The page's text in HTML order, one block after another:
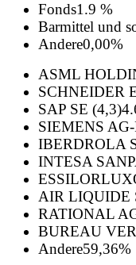
Fonds1.9 %
Barmittel und
Andere0,00%
ASML
SCHNEIDER
SAP SE (4,3)
SIEMENS
IBERDROLA
INTESA
AIR LIQUIDE
RATIONAL
BUREAU
Andere59,36%